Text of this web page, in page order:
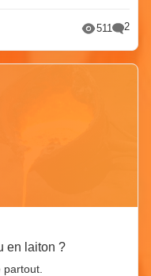
511 2
en laiton ?